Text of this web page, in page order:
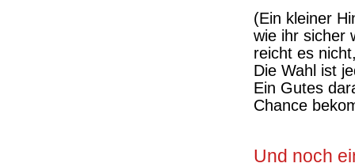
(Ein kleiner
wie ihr sicher
reicht es
Die Wahl ist
Ein Gutes
Chance
Und noch